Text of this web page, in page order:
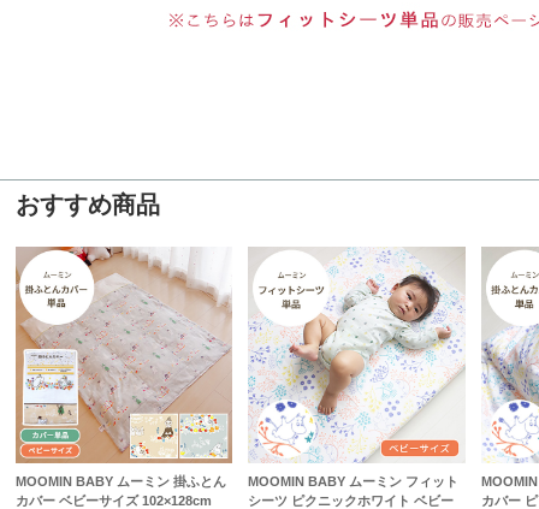
おすすめ商品
MOOMIN BABY ムーミン 掛ふとん
カバー ベビーサイズ 102×128cm
MOOMIN BABY ムーミン フィット
シーツ ピクニックホワイト ベビー
カバー